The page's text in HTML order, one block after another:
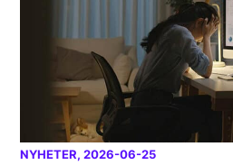
NYHETER, 2026-06-25